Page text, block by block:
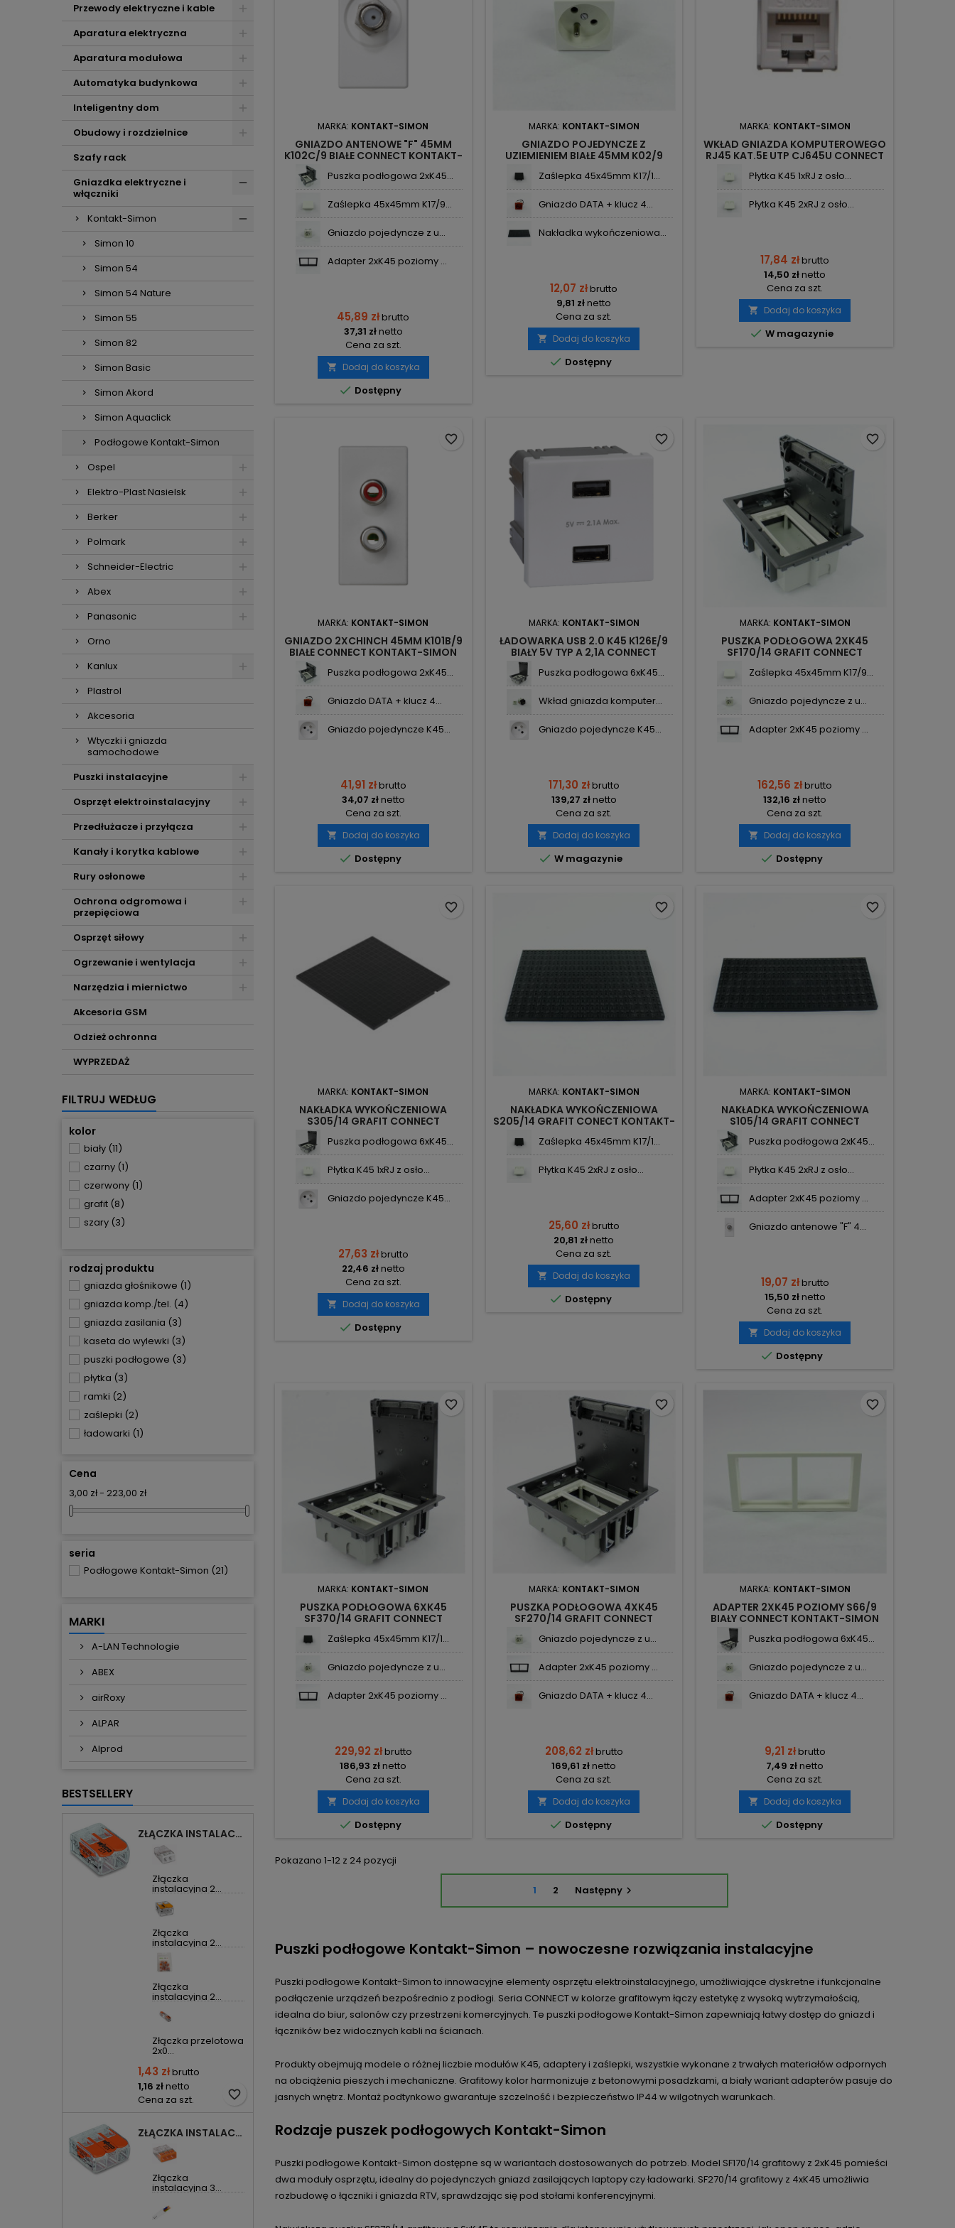
Przewody elektryczne i kable
Aparatura elektryczna
Aparatura modułowa
Automatyka budynkowa
Inteligentny dom
Obudowy i rozdzielnice
Szafy rack
Gniazdka elektryczne i
włączniki
Kontakt-Simon
Simon 10
Simon 54
Simon 54 Nature
Simon 55
Simon 82
Simon Basic
Simon Akord
Simon Aquaclick
Podłogowe Kontakt-Simon
Ospel
Elektro-Plast Nasielsk
Berker
Polmark
Schneider-Electric
Abex
Panasonic
Orno
Kanlux
Plastrol
Akcesoria
Wtyczki i gniazda
samochodowe
Puszki instalacyjne
Osprzęt elektroinstalacyjny
Przedłużacze i przyłącza
Kanały i korytka kablowe
Rury osłonowe
Ochrona odgromowa i
przepięciowa
Osprzęt siłowy
Ogrzewanie i wentylacja
Narzędzia i miernictwo
Akcesoria GSM
Odzież ochronna
WYPRZEDAŻ
FILTRUJ WEDŁUG
kolor
biały (11)
czarny (1)
czerwony (1)
grafit (8)
szary (3)
rodzaj produktu
gniazda głośnikowe (1)
gniazda komp./tel. (4)
gniazda zasilania (3)
kaseta do wylewki (3)
puszki podłogowe (3)
płytka (3)
ramki (2)
zaślepki (2)
ładowarki (1)
Cena
3,00 zł - 223,00 zł
seria
Podłogowe Kontakt-Simon (21)
MARKI
A-LAN Technologie
ABEX
airRoxy
ALPAR
Alprod
BESTSELLERY
ZŁĄCZKA INSTALACYJNA 2X UNIWERSALNA COMPACT 221-412 WAGO
Złączka
instalacyjna 2...
Złączka
instalacyjna 2...
Złączka
instalacyjna 2...
Złączka przelotowa
2x0...
1,43 złbrutto
1,16 złnetto
Cena za szt.
favorite_border
ZŁĄCZKA INSTALACYJNA 3X UNIWERSALNA COMPACT 221-413 WAGO
Złączka
instalacyjna 3...
MARKA: KONTAKT-SIMON
GNIAZDO ANTENOWE "F" 45MM
K102C/9 BIAŁE CONNECT KONTAKT-
Puszka podłogowa 2xK45...
Zaślepka 45x45mm K17/9...
Gniazdo pojedyncze z u...
Adapter 2xK45 poziomy ...
45,89 złbrutto
37,31 złnetto
Cena za szt.
 Dodaj do koszyka
 Dostępny
MARKA: KONTAKT-SIMON
GNIAZDO POJEDYNCZE Z
UZIEMIENIEM BIAŁE 45MM K02/9
KONTAKT-SIMON
Zaślepka 45x45mm K17/1...
Gniazdo DATA + klucz 4...
Nakładka wykończeniowa...
12,07 złbrutto
9,81 złnetto
Cena za szt.
 Dodaj do koszyka
 Dostępny
MARKA: KONTAKT-SIMON
WKŁAD GNIAZDA KOMPUTEROWEGO
RJ45 KAT.5E UTP CJ645U CONNECT
Płytka K45 1xRJ z osło...
Płytka K45 2xRJ z osło...
17,84 złbrutto
14,50 złnetto
Cena za szt.
 Dodaj do koszyka
 W magazynie
MARKA: KONTAKT-SIMON
GNIAZDO 2XCHINCH 45MM K101B/9
BIAŁE CONNECT KONTAKT-SIMON
Puszka podłogowa 2xK45...
Gniazdo DATA + klucz 4...
Gniazdo pojedyncze K45...
41,91 złbrutto
34,07 złnetto
Cena za szt.
 Dodaj do koszyka
 Dostępny
favorite_border
MARKA: KONTAKT-SIMON
ŁADOWARKA USB 2.0 K45 K126E/9
BIAŁY 5V TYP A 2,1A CONNECT
Puszka podłogowa 6xK45...
Wkład gniazda komputer...
Gniazdo pojedyncze K45...
171,30 złbrutto
139,27 złnetto
Cena za szt.
 Dodaj do koszyka
 W magazynie
favorite_border
MARKA: KONTAKT-SIMON
PUSZKA PODŁOGOWA 2XK45
SF170/14 GRAFIT CONNECT
Zaślepka 45x45mm K17/9...
Gniazdo pojedyncze z u...
Adapter 2xK45 poziomy ...
162,56 złbrutto
132,16 złnetto
Cena za szt.
 Dodaj do koszyka
 Dostępny
favorite_border
MARKA: KONTAKT-SIMON
NAKŁADKA WYKOŃCZENIOWA
S305/14 GRAFIT CONNECT
Puszka podłogowa 6xK45...
Płytka K45 1xRJ z osło...
Gniazdo pojedyncze K45...
27,63 złbrutto
22,46 złnetto
Cena za szt.
 Dodaj do koszyka
 Dostępny
favorite_border
MARKA: KONTAKT-SIMON
NAKŁADKA WYKOŃCZENIOWA
S205/14 GRAFIT CONECT KONTAKT-
Zaślepka 45x45mm K17/1...
Płytka K45 2xRJ z osło...
25,60 złbrutto
20,81 złnetto
Cena za szt.
 Dodaj do koszyka
 Dostępny
favorite_border
MARKA: KONTAKT-SIMON
NAKŁADKA WYKOŃCZENIOWA
S105/14 GRAFIT CONNECT
Puszka podłogowa 2xK45...
Płytka K45 2xRJ z osło...
Adapter 2xK45 poziomy ...
Gniazdo antenowe "F" 4...
19,07 złbrutto
15,50 złnetto
Cena za szt.
 Dodaj do koszyka
 Dostępny
favorite_border
MARKA: KONTAKT-SIMON
PUSZKA PODŁOGOWA 6XK45
SF370/14 GRAFIT CONNECT
Zaślepka 45x45mm K17/1...
Gniazdo pojedyncze z u...
Adapter 2xK45 poziomy ...
229,92 złbrutto
186,93 złnetto
Cena za szt.
 Dodaj do koszyka
 Dostępny
favorite_border
MARKA: KONTAKT-SIMON
PUSZKA PODŁOGOWA 4XK45
SF270/14 GRAFIT CONNECT
Gniazdo pojedyncze z u...
Adapter 2xK45 poziomy ...
Gniazdo DATA + klucz 4...
208,62 złbrutto
169,61 złnetto
Cena za szt.
 Dodaj do koszyka
 Dostępny
favorite_border
MARKA: KONTAKT-SIMON
ADAPTER 2XK45 POZIOMY S66/9
BIAŁY CONNECT KONTAKT-SIMON
Puszka podłogowa 6xK45...
Gniazdo pojedyncze z u...
Gniazdo DATA + klucz 4...
9,21 złbrutto
7,49 złnetto
Cena za szt.
 Dodaj do koszyka
 Dostępny
favorite_border
Pokazano 1-12 z 24 pozycji
1 2 Następny 
Puszki podłogowe Kontakt-Simon – nowoczesne rozwiązania instalacyjne
Puszki podłogowe Kontakt-Simon to innowacyjne elementy osprzętu elektroinstalacyjnego, umożliwiające dyskretne i funkcjonalne
podłączenie urządzeń bezpośrednio z podłogi. Seria CONNECT w kolorze grafitowym łączy estetykę z wysoką wytrzymałością,
idealna do biur, salonów czy przestrzeni komercyjnych. Te puszki podłogowe Kontakt-Simon zapewniają łatwy dostęp do gniazd i
łączników bez widocznych kabli na ścianach.
Produkty obejmują modele o różnej liczbie modułów K45, adaptery i zaślepki, wszystkie wykonane z trwałych materiałów odpornych
na obciążenia pieszych i mechaniczne. Grafitowy kolor harmonizuje z betonowymi posadzkami, a biały wariant adapterów pasuje do
jasnych wnętrz. Montaż podtynkowo gwarantuje szczelność i bezpieczeństwo IP44 w wilgotnych warunkach.
Rodzaje puszek podłogowych Kontakt-Simon
Puszki podłogowe Kontakt-Simon dostępne są w wariantach dostosowanych do potrzeb. Model SF170/14 grafitowy z 2xK45 pomieści
dwa moduły osprzętu, idealny do pojedynczych gniazd zasilających laptopy czy ładowarki. SF270/14 grafitowy z 4xK45 umożliwia
rozbudowę o łączniki i gniazda RTV, sprawdzając się pod stołami konferencyjnymi.